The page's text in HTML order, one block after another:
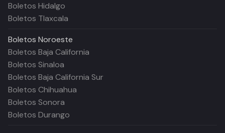
Boletos Hidalgo
Boletos Tlaxcala
Boletos Noroeste
Boletos Baja California
Boletos Sinaloa
Boletos Baja California Sur
Boletos Chihuahua
Boletos Sonora
Boletos Durango